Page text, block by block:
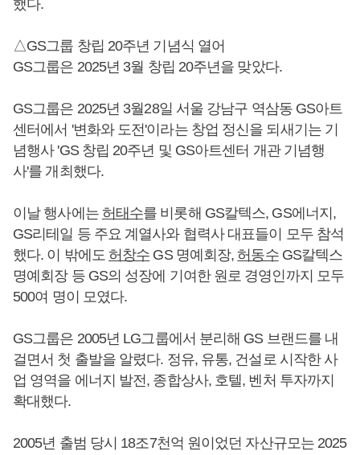
했다.
△GS그룹 창립 20주년 기념식 열어
GS그룹은 2025년 3월 창립 20주년을 맞았다.
GS그룹은 2025년 3월28일 서울 강남구 역삼동 GS아트
센터에서 '변화와 도전'이라는 창업 정신을 되새기는 기
념행사 'GS 창립 20주년 및 GS아트센터 개관 기념행
사'를 개최했다.
이날 행사에는 허태수를 비롯해 GS칼텍스, GS에너지,
GS리테일 등 주요 계열사와 협력사 대표들이 모두 참석
했다. 이 밖에도 허창수 GS 명예회장,허동수GS칼텍스
명예회장 등 GS의 성장에 기여한 원로 경영인까지 모두
500여 명이 모였다.
GS그룹은 2005년 LG그룹에서 분리해 GS 브랜드를 내
걸면서 첫 출발을 알렸다. 정유, 유통, 건설로 시작한 사
업 영역을 에너지 발전, 종합상사, 호텔, 벤처 투자까지
확대했다.
2005년 출범 당시 18조7천억 원이었던 자산규모는 2025